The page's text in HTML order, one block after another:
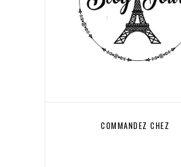
COMMANDEZ CHEZ